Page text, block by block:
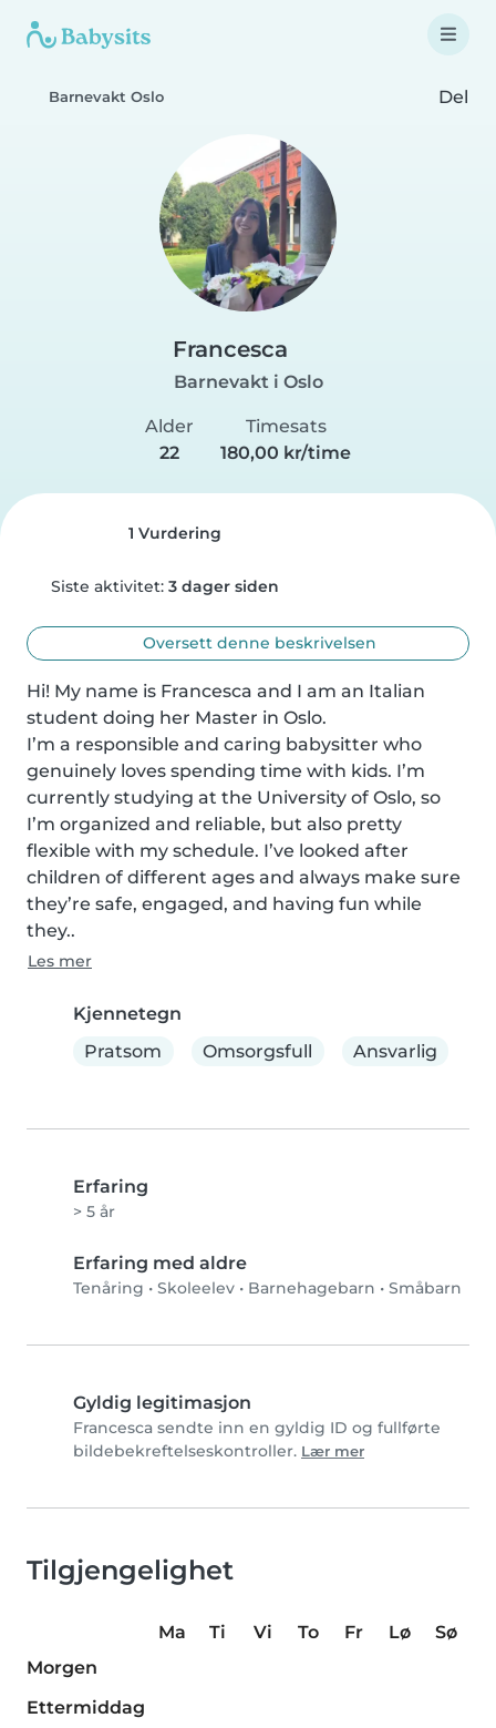
Barnevakt Oslo Del
Francesca
Barnevakt i Oslo
Alder
22
Timesats
180,00 kr/time
1 Vurdering
Siste aktivitet: 3 dager siden
Oversett denne beskrivelsen
Hi! My name is Francesca and I am an Italian
student doing her Master in Oslo.
I’m a responsible and caring babysitter who
genuinely loves spending time with kids. I’m
currently studying at the University of Oslo, so
I’m organized and reliable, but also pretty
flexible with my schedule. I’ve looked after
children of different ages and always make sure
they’re safe, engaged, and having fun while
they..
Les mer
Kjennetegn
Pratsom
Omsorgsfull Ansvarlig
Erfaring
> 5 år
Erfaring med aldre
Tenåring • Skoleelev • Barnehagebarn • Småbarn
Gyldig legitimasjon
Francesca sendte inn en gyldig ID og fullførte
bildebekreftelseskontroller. Lær mer
Tilgjengelighet
Ma Ti Vi To Fr Lø
Sø
Morgen
Ettermiddag